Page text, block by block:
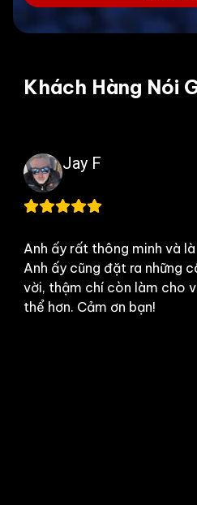
Khách Hàng Nói
Deron F
TheApp4u và đội ngũ của
trong suốt dự án...Tôi thực
hàng đúng hạn, giao tiếp
nhanh các câu hỏi và luôn